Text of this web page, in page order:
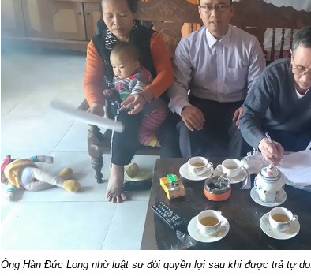
Ông Hàn Đức Long nhờ luật sư đòi quyền lợi sau khi được trả tự do.